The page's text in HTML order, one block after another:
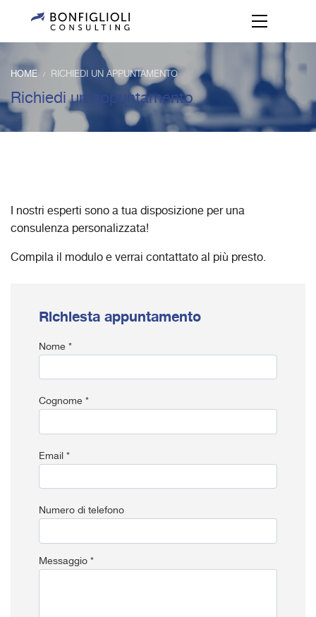
HOME / RICHIEDI UN APPUNTAMENTO
Richiedi un appuntamento
I nostri esperti sono a tua disposizione per una
consulenza personalizzata!
Compila il modulo e verrai contattato al più presto.
Richiesta appuntamento
Nome *
Cognome *
Email *
Numero di telefono
Messaggio *